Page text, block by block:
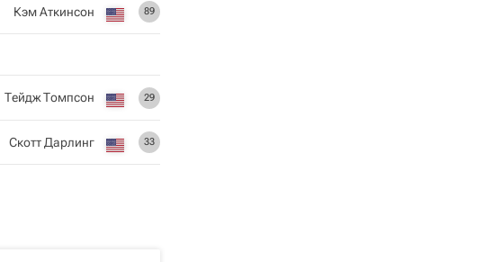
89
Кэм Аткинсон
29
Тейдж Томпсон
33
Скотт Дарлинг